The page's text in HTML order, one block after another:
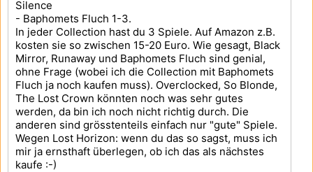
Silence
- Baphomets Fluch 1-3.
In jeder Collection hast du 3 Spiele. Auf Amazon z.B.
kosten sie so zwischen 15-20 Euro. Wie gesagt, Black
Mirror, Runaway und Baphomets Fluch sind genial,
ohne Frage (wobei ich die Collection mit Baphomets
Fluch ja noch kaufen muss). Overclocked, So Blonde,
The Lost Crown könnten noch was sehr gutes
werden, da bin ich noch nicht richtig durch. Die
anderen sind grösstenteils einfach nur "gute" Spiele.
Wegen Lost Horizon: wenn du das so sagst, muss ich
mir ja ernsthaft überlegen, ob ich das als nächstes
kaufe :-)